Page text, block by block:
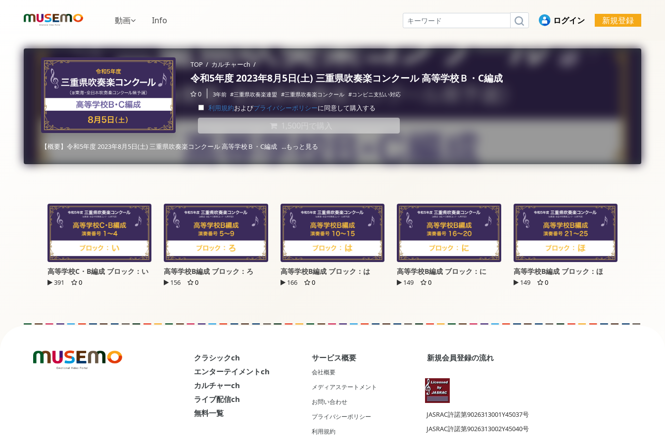
動画 Info ログイン 新規登録
TOP /カルチャーch/
令和5年度 2023年8月5日(土) 三重県吹奏楽コンクール 高等学校Ｂ・C編成
0 3年前 #三重県吹奏楽連盟 #三重県吹奏楽コンクール #コンビニ支払い対応
利用規約およびプライバシーポリシーに同意して購入する
1,500円で購入
【概要】令和5年度 2023年8月5日(土) 三重県吹奏楽コンクール 高等学校Ｂ・C編成 ...もっと見る
高等学校C・B編成 ブロック：い
391 0
高等学校B編成 ブロック：ろ
156 0
高等学校B編成 ブロック：は
166 0
高等学校B編成 ブロック：に
149 0
高等学校B編成 ブロック：ほ
149 0
クラシックch
エンターテイメントch
カルチャーch
ライブ配信ch
無料一覧
サービス概要
会社概要
メディアステートメント
お問い合わせ
プライバシーポリシー
利用規約
新規会員登録の流れ
JASRAC許諾第9026313001Y45037号
JASRAC許諾第9026313002Y45040号